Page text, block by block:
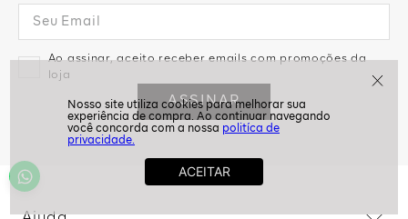
politíca de
privacidade.
Ao assinar, aceito receber emails com promoções da
loja
ASSINAR